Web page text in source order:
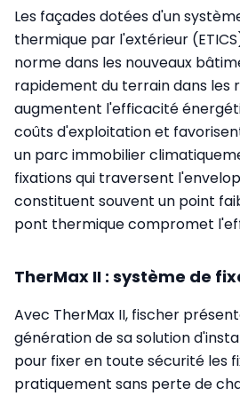
Les façades dotées d'un
thermique par l'extérieur
norme dans les nouveaux
rapidement du terrain dans les
augmentent l'efficacité
coûts d'exploitation et
un parc immobilier
fixations qui traversent
constituent souvent un point
pont thermique compromet
TherMax II : système de
Avec TherMax II, fischer
génération de sa solution
pour fixer en toute sécurité les
pratiquement sans perte de